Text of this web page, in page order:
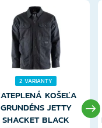
2 VARIANTY
KOŠEĽA
GRUNDÉNS JETTY
SHACKET BLACK